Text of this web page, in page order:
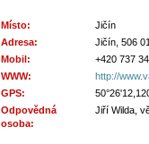
Místo:
Jičín
Adresa:
Jičín, 506
Mobil:
+420 737
WWW:
http://
GPS:
Odpovědná
osoba:
Jiří Wilda,